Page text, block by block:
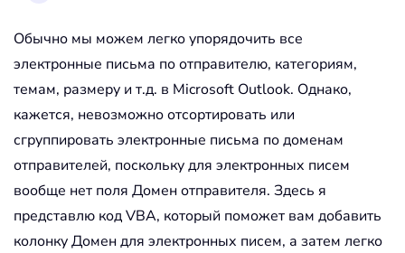
Обычно мы можем легко упорядочить все
электронные письма по отправителю, категориям,
темам, размеру и т.д. в Microsoft Outlook. Однако,
кажется, невозможно отсортировать или
сгруппировать электронные письма по доменам
отправителей, поскольку для электронных писем
вообще нет поля Домен отправителя. Здесь я
представлю код VBA, который поможет вам добавить
колонку Домен для электронных писем, а затем легко